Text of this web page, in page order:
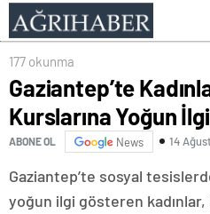
177 okunma
Gaziantep’te
Kurslarına Yoğun
ABONE OL News 14
Gaziantep’te sosyal
yoğun ilgi gösteren